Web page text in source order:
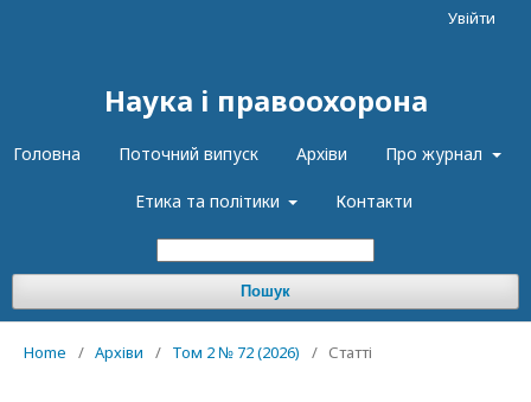
Наука і правоохорона
Головна Поточний випуск Архіви Про журнал
Етика та політики Контакти
Пошук
Увійти
Home / Архіви / Том 2 № 72 (2026) / Статті